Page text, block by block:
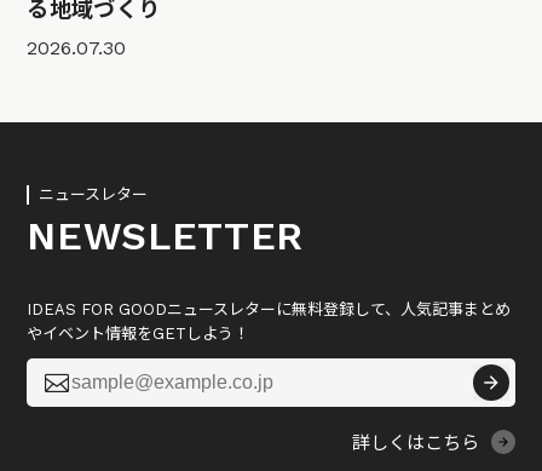
る地域づくり
2026.07.30
ニュースレター
NEWSLETTER
IDEAS FOR GOODニュースレターに無料登録して、人気記事まとめ
やイベント情報をGETしよう！

詳しくはこちら